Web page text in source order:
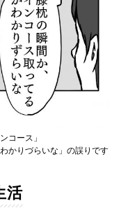
コース」
かりづらいな」の誤りです
活